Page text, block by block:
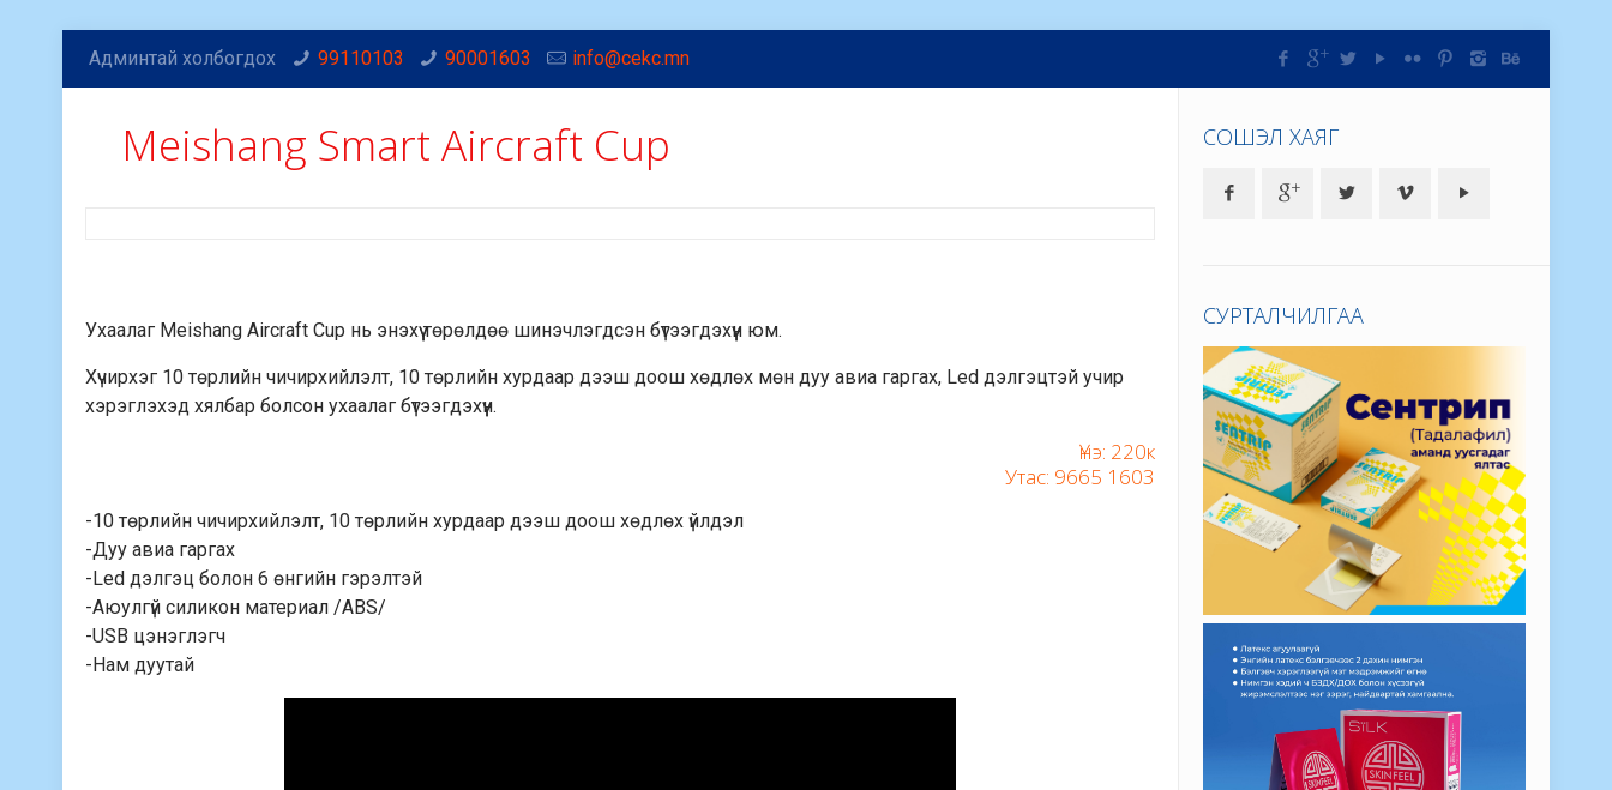
Админтай холбогдох 99110103 90001603 info@cekc.mn
Meishang Smart Aircraft Cup
Ухаалаг Meishang Aircraft Cup нь энэхүү төрөлдөө шинэчлэгдсэн бүтээгдэхүүн юм.
Хүчирхэг 10 төрлийн чичирхийлэлт, 10 төрлийн хурдаар дээш доош хөдлөх мөн дуу авиа гаргах, Led дэлгэцтэй учир
хэрэглэхэд хялбар болсон ухаалаг бүтээгдэхүүн.
Үнэ: 220к
Утас: 9665 1603
-10 төрлийн чичирхийлэлт, 10 төрлийн хурдаар дээш доош хөдлөх үйлдэл
-Дуу авиа гаргах
-Led дэлгэц болон 6 өнгийн гэрэлтэй
-Аюулгүй силикон материал /ABS/
-USB цэнэглэгч
-Нам дуутай
СОШЭЛ ХАЯГ
СУРТАЛЧИЛГАА